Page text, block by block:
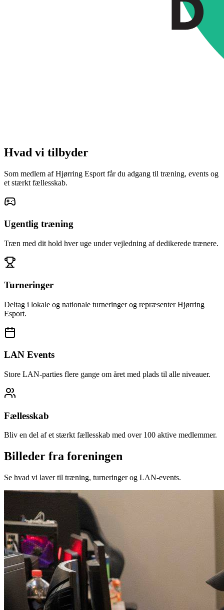
Hvad vi tilbyder
Som medlem af Hjørring Esport får du adgang til træning, events og
et stærkt fællesskab.
Ugentlig træning
Træn med dit hold hver uge under vejledning af dedikerede trænere.
Turneringer
Deltag i lokale og nationale turneringer og repræsenter Hjørring
Esport.
LAN Events
Store LAN-parties flere gange om året med plads til alle niveauer.
Fællesskab
Bliv en del af et stærkt fællesskab med over 100 aktive medlemmer.
Billeder fra foreningen
Se hvad vi laver til træning, turneringer og LAN-events.